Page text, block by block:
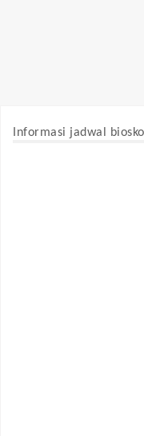
Informasi jadwal